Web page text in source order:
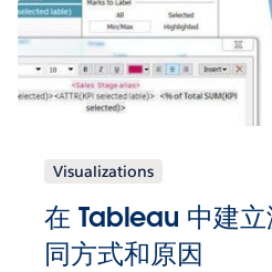
Visualizations
在 Tableau 中建
同方式和原因